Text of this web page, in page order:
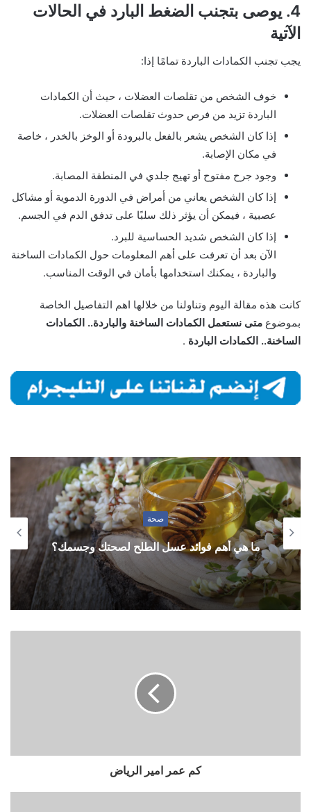
4. يوصى بتجنب الضغط البارد في الحالات
الآتية
يجب تجنب الكمادات الباردة تمامًا إذا:
خوف الشخص من تقلصات العضلات ، حيث أن الكمادات
الباردة تزيد من فرص حدوث تقلصات العضلات.
إذا كان الشخص يشعر بالفعل بالبرودة أو الوخز بالخدر ، خاصة
في مكان الإصابة.
وجود جرح مفتوح أو تهيج جلدي في المنطقة المصابة.
إذا كان الشخص يعاني من أمراض في الدورة الدموية أو مشاكل
عصبية ، فيمكن أن يؤثر ذلك سلبًا على تدفق الدم في الجسم.
إذا كان الشخص شديد الحساسية للبرد.
الآن بعد أن تعرفت على أهم المعلومات حول الكمادات الساخنة
والباردة ، يمكنك استخدامها بأمان في الوقت المناسب.
كانت هذه مقالة اليوم وتناولنا من خلالها اهم التفاصيل الخاصة
بموضوع متى نستعمل الكمادات الساخنة والباردة.. الكمادات
الساخنة.. الكمادات الباردة .
صحة
ما هي أهم فوائد عسل الطلح لصحتك وجسمك؟
كم عمر امير الرياض